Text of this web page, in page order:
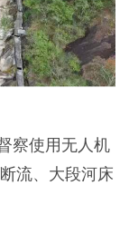
察使用无人机
流、大段河床